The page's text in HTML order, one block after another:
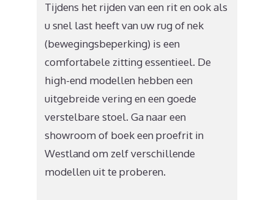
Tijdens het rijden van een rit en ook als
u snel last heeft van uw rug of nek
(bewegingsbeperking) is een
comfortabele zitting essentieel. De
high-end modellen hebben een
uitgebreide vering en een goede
verstelbare stoel. Ga naar een
showroom of boek een proefrit in
Westland om zelf verschillende
modellen uit te proberen.